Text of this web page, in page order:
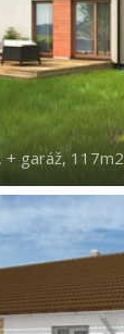
+ garáž, 117m2